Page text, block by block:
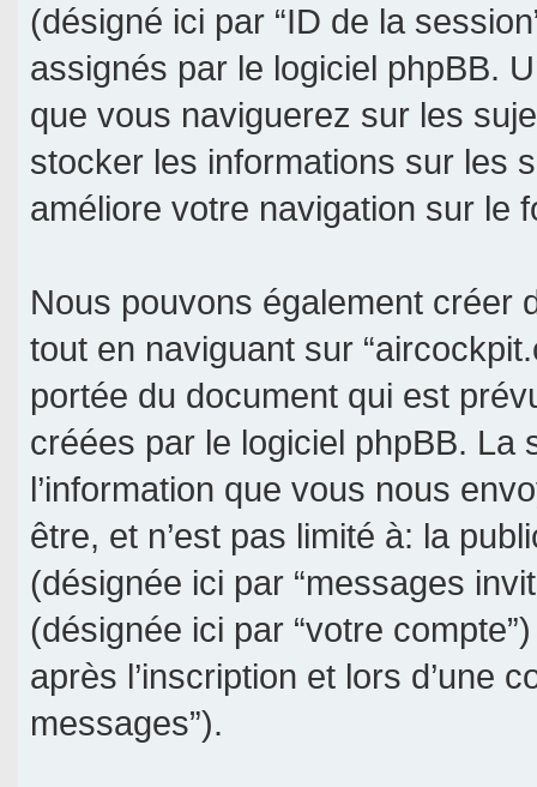
(désigné ici par “ID de la
assignés par le logiciel phpBB.
que vous naviguerez sur les
stocker les informations sur les
améliore votre navigation sur le
Nous pouvons également créer
tout en naviguant sur
portée du document qui est
créées par le logiciel phpBB. La
l’information que vous nous
être, et n’est pas limité à: la
(désignée ici par “messages
(désignée ici par “votre
après l’inscription et lors d’une
messages”).